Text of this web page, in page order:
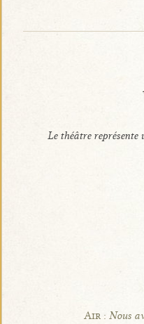
Le théâtre représente
Air :Nous